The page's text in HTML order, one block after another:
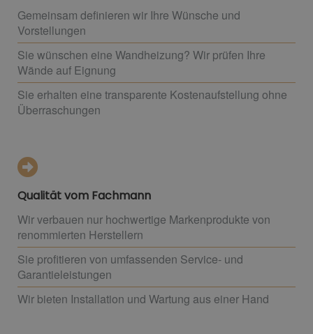
Gemeinsam definieren wir Ihre Wünsche und
Vorstellungen
Sie wünschen eine Wandheizung? Wir prüfen Ihre
Wände auf Eignung
Sie erhalten eine transparente Kostenaufstellung ohne
Überraschungen
Qualität vom Fachmann
Wir verbauen nur hochwertige Markenprodukte von
renommierten Herstellern
Sie profitieren von umfassenden Service- und
Garantieleistungen
Wir bieten Installation und Wartung aus einer Hand